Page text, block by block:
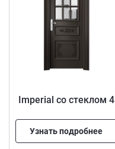
Imperial со стеклом 4
Узнать подробнее